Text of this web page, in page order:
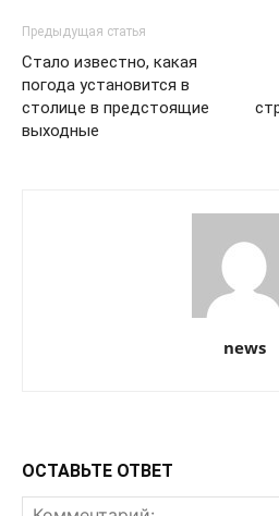
Предыдущая статья
Стало известно, какая
погода установится в
столице в предстоящие
выходные
news
ОСТАВЬТЕ ОТВЕТ